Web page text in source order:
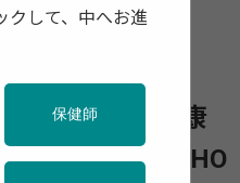
善できる？ 健康
原則 FAOとWHO
クして、中へお進
保健師